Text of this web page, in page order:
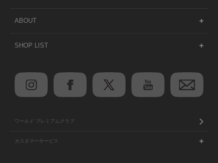
ABOUT
SHOP LIST
ワールド プレミアムクラブ
カスタマーサービス